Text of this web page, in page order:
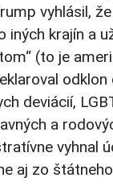
vyhlásil,
iných krajín a
(to je
odklon
deviácií,
a
vyhnal
aj zo